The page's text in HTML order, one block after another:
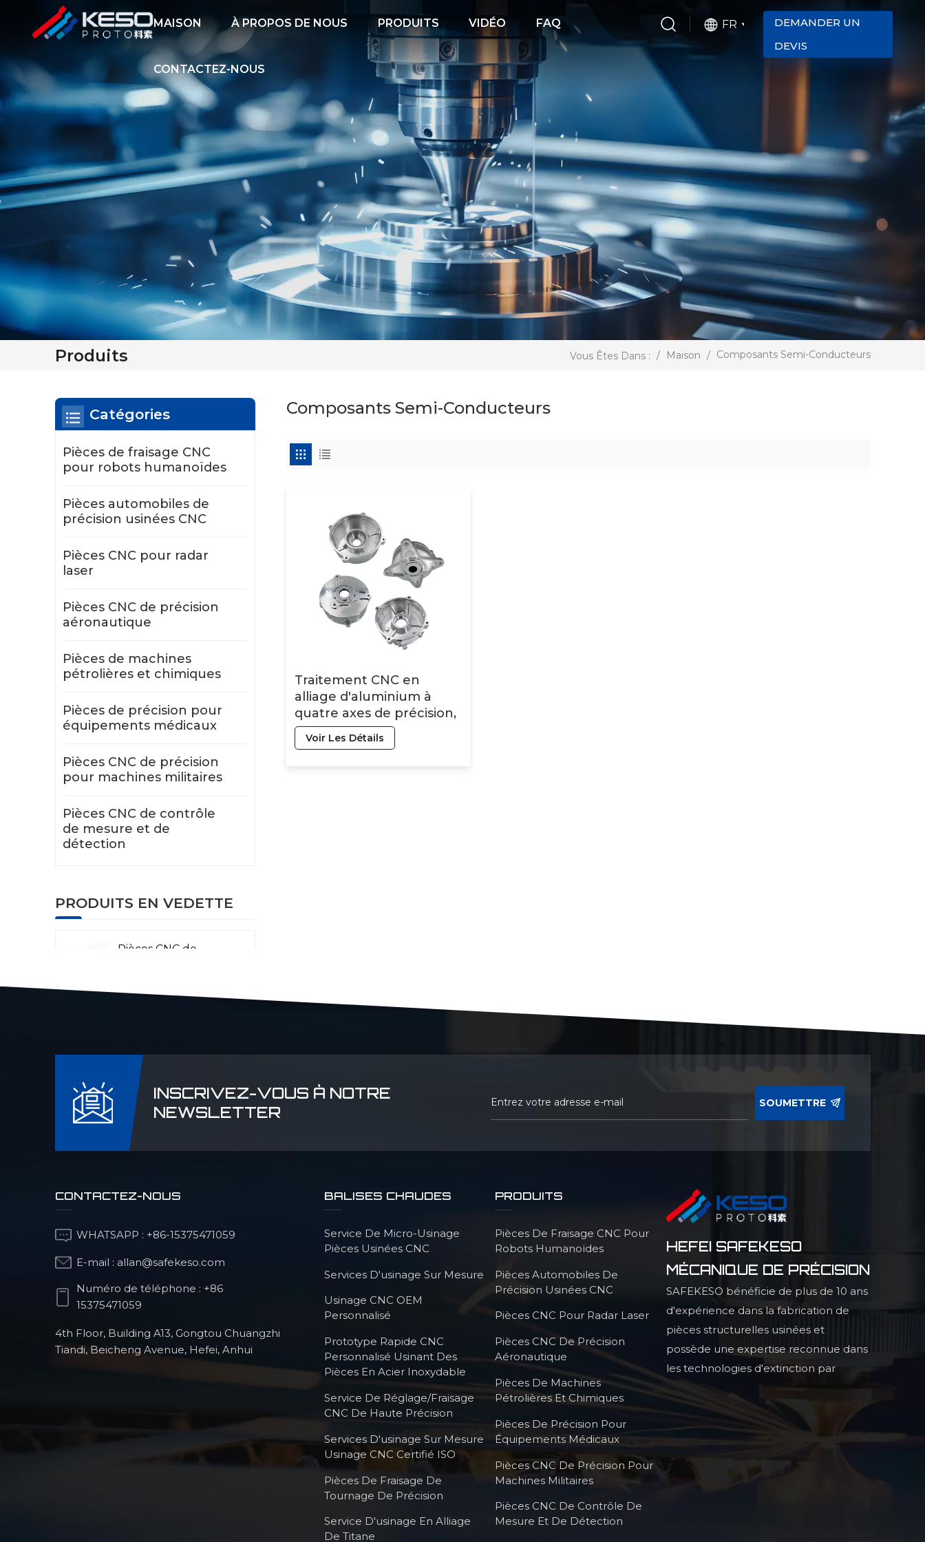
MAISON À PROPOS DE NOUS PRODUITS VIDÉO FAQ
CONTACTEZ-NOUS
FR
DEMANDER UN
DEVIS
Produits Vous Êtes Dans : / Maison / Composants Semi-Conducteurs
Composants Semi-Conducteurs
Traitement CNC en
alliage d'aluminium à
quatre axes de précision,
pièces aérospatiales en
alliage d'aluminium en
Voir Les Détails
Catégories
Pièces de fraisage CNC
pour robots humanoïdes
Pièces automobiles de
précision usinées CNC
Pièces CNC pour radar
laser
Pièces CNC de précision
aéronautique
Pièces de machines
pétrolières et chimiques
Pièces de précision pour
équipements médicaux
Pièces CNC de précision
pour machines militaires
Pièces CNC de contrôle
de mesure et de
détection
PRODUITS EN VEDETTE
Pièces CNC de
Pièces de machines
pour l'industrie
pétrolière et
précision pour
Partie de structure
Pièces de fraisage
CNC pour robots
orthopédiques
INSCRIVEZ-VOUS À NOTRE
NEWSLETTER
SOUMETTRE
CONTACTEZ-NOUS
WHATSAPP : +86-15375471059
E-mail : allan@safekeso.com
Numéro de téléphone : +86
15375471059
4th Floor, Building A13, Gongtou Chuangzhi
Tiandi, Beicheng Avenue, Hefei, Anhui
BALISES CHAUDES
Service De Micro-Usinage
Pièces Usinées CNC
Services D'usinage Sur Mesure
Usinage CNC OEM
Personnalisé
Prototype Rapide CNC
Personnalisé Usinant Des
Pièces En Acier Inoxydable
Service De Réglage/fraisage
CNC De Haute Précision
Services D'usinage Sur Mesure
Usinage CNC Certifié ISO
Pièces De Fraisage De
Tournage De Précision
Service D'usinage En Alliage
De Titane
PRODUITS
Pièces De Fraisage CNC Pour
Robots Humanoïdes
Pièces Automobiles De
Précision Usinées CNC
Pièces CNC Pour Radar Laser
Pièces CNC De Précision
Aéronautique
Pièces De Machines
Pétrolières Et Chimiques
Pièces De Précision Pour
Équipements Médicaux
Pièces CNC De Précision Pour
Machines Militaires
Pièces CNC De Contrôle De
Mesure Et De Détection
HEFEI SAFEKESO
MÉCANIQUE DE PRÉCISION
SAFEKESO bénéficie de plus de 10 ans
d'expérience dans la fabrication de
pièces structurelles usinées et
possède une expertise reconnue dans
les technologies d'extinction par
infrarouge, la production de pièces
structurelles profilées de haute
précision et les procédés de haute
qualité.